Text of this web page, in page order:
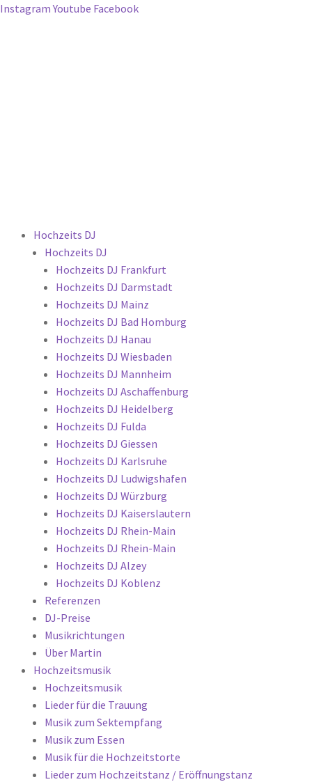
Instagram Youtube Facebook
Hochzeits DJ
Hochzeits DJ
Hochzeits DJ Frankfurt
Hochzeits DJ Darmstadt
Hochzeits DJ Mainz
Hochzeits DJ Bad Homburg
Hochzeits DJ Hanau
Hochzeits DJ Wiesbaden
Hochzeits DJ Mannheim
Hochzeits DJ Aschaffenburg
Hochzeits DJ Heidelberg
Hochzeits DJ Fulda
Hochzeits DJ Giessen
Hochzeits DJ Karlsruhe
Hochzeits DJ Ludwigshafen
Hochzeits DJ Würzburg
Hochzeits DJ Kaiserslautern
Hochzeits DJ Rhein-Main
Hochzeits DJ Rhein-Main
Hochzeits DJ Alzey
Hochzeits DJ Koblenz
Referenzen
DJ-Preise
Musikrichtungen
Über Martin
Hochzeitsmusik
Hochzeitsmusik
Lieder für die Trauung
Musik zum Sektempfang
Musik zum Essen
Musik für die Hochzeitstorte
Lieder zum Hochzeitstanz / Eröffnungstanz